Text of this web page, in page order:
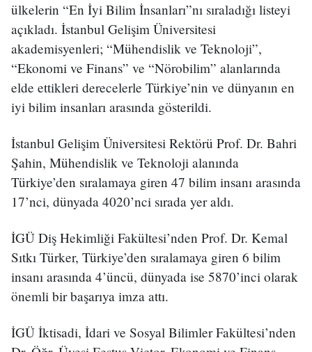
ülkelerin “En İyi Bilim İnsanları”nı sıraladığı listeyi
açıkladı. İstanbul Gelişim Üniversitesi
akademisyenleri; “Mühendislik ve Teknoloji”,
“Ekonomi ve Finans” ve “Nörobilim” alanlarında
elde ettikleri derecelerle Türkiye’nin ve dünyanın en
iyi bilim insanları arasında gösterildi.
İstanbul Gelişim Üniversitesi Rektörü Prof. Dr. Bahri
Şahin, Mühendislik ve Teknoloji alanında
Türkiye’den sıralamaya giren 47 bilim insanı arasında
17’nci, dünyada 4020’nci sırada yer aldı.
İGÜ Diş Hekimliği Fakültesi’nden Prof. Dr. Kemal
Sıtkı Türker, Türkiye’den sıralamaya giren 6 bilim
insanı arasında 4’üncü, dünyada ise 5870’inci olarak
önemli bir başarıya imza attı.
İGÜ İktisadi, İdari ve Sosyal Bilimler Fakültesi’nden